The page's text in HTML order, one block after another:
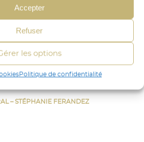
d’autres sources de
à partir des informations
Accepter
Refuser
les options
Politique de confidentialité
– STÉPHANIE FERANDEZ